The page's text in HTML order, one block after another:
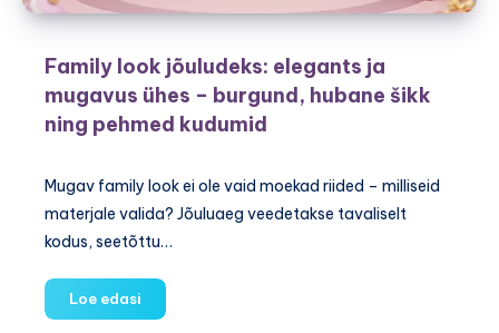
Family look jõuludeks: elegants ja
mugavus ühes – burgund, hubane šikk
ning pehmed kudumid
Mugav family look ei ole vaid moekad riided – milliseid
materjale valida? Jõuluaeg veedetakse tavaliselt
kodus, seetõttu…
Loe edasi
look